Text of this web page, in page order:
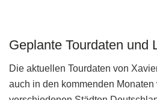
Geplante Tourdaten und
Die aktuellen Tourdaten von
auch in den kommenden